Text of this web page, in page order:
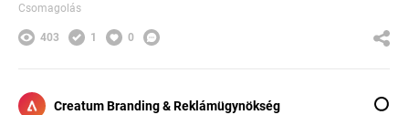
Csomagolás
403 1 0
Creatum Branding & Reklámügynökség